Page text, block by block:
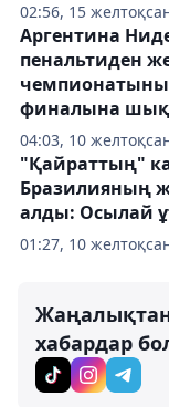
02:56, 15
04:03, 10
Аргентина
пенальтиден
финалына
01:27, 10
"Қайраттың"
Бразилияның
алды: Осылай
хабардар